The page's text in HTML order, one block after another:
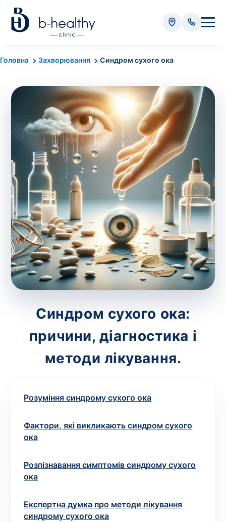
Головна Захворювання Синдром сухого ока
Синдром сухого ока:
причини, діагностика і
методи лікування.
Розуміння синдрому сухого ока
Фактори, які викликають синдром сухого
ока
Розпізнавання симптомів синдрому сухого
ока
Експертна думка про методи лікування
синдрому сухого ока
Аналізи
Вартість забору крові - 50 грн
Вартість забору біоматеріалу (крім крові) - від
35 грн
Всього: 0 грн
Попередній запис на дослідження не
потрібний. Виняток становлять мазки та
зіскрібки. Взяття біоматеріалу для них
виконує лікар – необхідийзапис до фахівця.
Аналіз вдома
Номер телефону*
Оформити замовлення